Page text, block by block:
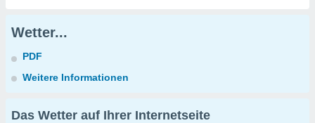
Wetter...
PDF
Weitere Informationen
Das Wetter auf Ihrer Internetseite